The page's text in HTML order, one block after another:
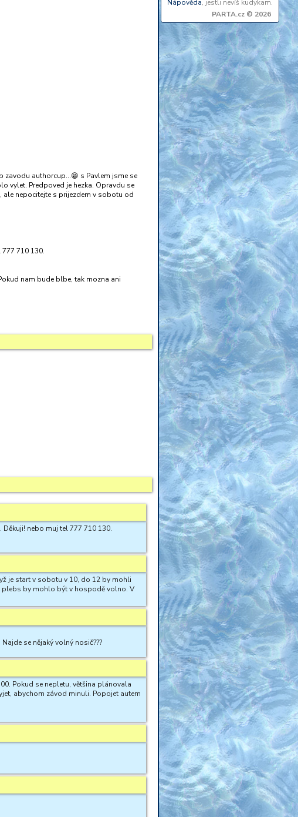
authorcup...😁 s Pavlem jsme se
vylet. Predpoved je hezka. Opravdu se
ale nepocitejte s prijezdem v sobotu od
710 130.
nam bude blbe, tak mozna ani
nebo muj tel 777 710 130.
je start v sobotu v 10, do 12 by mohli
plebs by mohlo být v hospodě volno. V
se nějaký volný nosič???
Pokud se nepletu, většina plánovala
abychom závod minuli. Popojet autem
Nápověda, jestli nevíš kudykam.
PARTA.cz © 2026